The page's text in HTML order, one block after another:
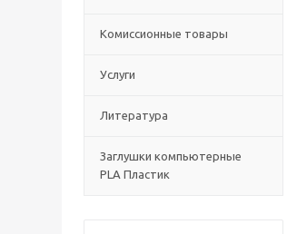
Комиссионные товары
Услуги
Литература
Заглушки компьютерные
PLA Пластик